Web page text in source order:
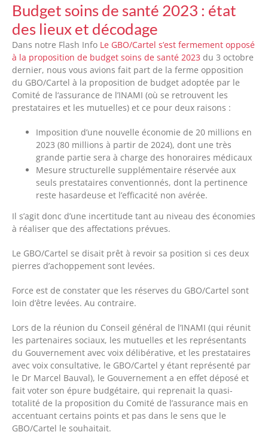
Budget soins de santé 2023 : état
des lieux et décodage
Dans notre Flash Info Le GBO/Cartel s’est fermement opposé
à la proposition de budget soins de santé 2023 du 3 octobre
dernier, nous vous avions fait part de la ferme opposition
du GBO/Cartel à la proposition de budget adoptée par le
Comité de l‘assurance de l’INAMI (où se retrouvent les
prestataires et les mutuelles) et ce pour deux raisons :
Imposition d’une nouvelle économie de 20 millions en
2023 (80 millions à partir de 2024), dont une très
grande partie sera à charge des honoraires médicaux
Mesure structurelle supplémentaire réservée aux
seuls prestataires conventionnés, dont la pertinence
reste hasardeuse et l’efficacité non avérée.
Il s’agit donc d’une incertitude tant au niveau des économies
à réaliser que des affectations prévues.
Le GBO/Cartel se disait prêt à revoir sa position si ces deux
pierres d’achoppement sont levées.
Force est de constater que les réserves du GBO/Cartel sont
loin d’être levées. Au contraire.
Lors de la réunion du Conseil général de l’INAMI (qui réunit
les partenaires sociaux, les mutuelles et les représentants
du Gouvernement avec voix délibérative, et les prestataires
avec voix consultative, le GBO/Cartel y étant représenté par
le Dr Marcel Bauval), le Gouvernement a en effet déposé et
fait voter son épure budgétaire, qui reprenait la quasi-
totalité de la proposition du Comité de l’assurance mais en
accentuant certains points et pas dans le sens que le
GBO/Cartel le souhaitait.